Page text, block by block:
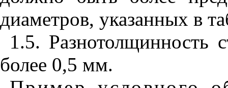
диаметров, указанных в
1.5. Разнотолщинность
более 0,5 мм.